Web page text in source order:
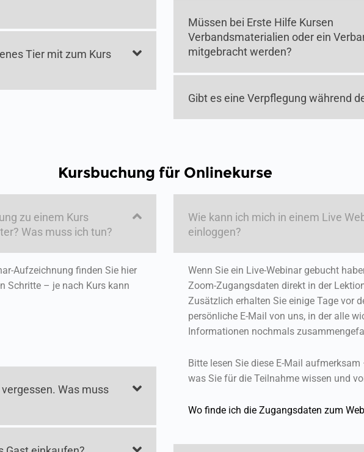
Tier mit zum Kurs
Müssen bei Erste Hilfe Kursen
Verbandsmaterialien oder ein
mitgebracht werden?
Gibt es eine Verpflegung während
Kursbuchung für Onlinekurse
zu einem Kurs
Was muss ich tun?
Aufzeichnung finden Sie hier
Schritte – je nach Kurs kann
Was muss
Wie kann ich mich in einem Live
einloggen?
Wenn Sie ein Live-Webinar gebucht
Zoom-Zugangsdaten direkt in der
Zusätzlich erhalten Sie einige Tage vor
persönliche E-Mail von uns, in der alle
Informationen nochmals
Bitte lesen Sie diese E-Mail
was Sie für die Teilnahme wissen und
Wo finde ich die Zugangsdaten zum